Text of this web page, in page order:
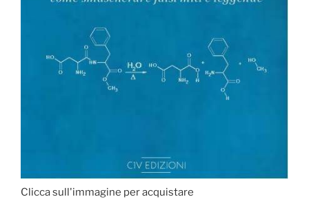
Clicca sull'immagine per acquistare